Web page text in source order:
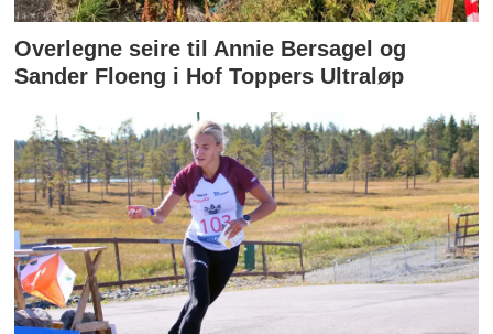
Overlegne seire til Annie Bersagel og
Sander Floeng i Hof Toppers Ultraløp